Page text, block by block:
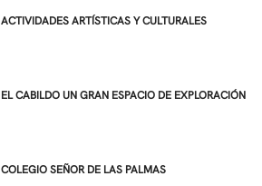
ACTIVIDADES ARTÍSTICAS Y CULTURALES
EL CABILDO UN GRAN ESPACIO DE EXPLORACIÓN
COLEGIO SEÑOR DE LAS PALMAS